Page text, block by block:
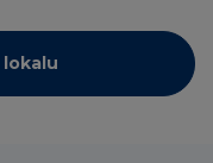
lokalu